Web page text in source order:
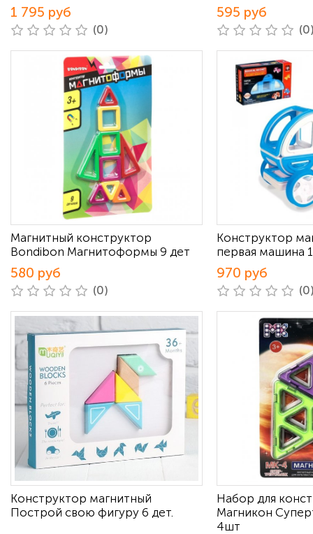
1 795 руб
(0)
595 руб
Магнитный конструктор
Bondibon Магнитоформы 9 дет
580 руб
(0)
Конструктор
первая машина
970 руб
Конструктор магнитный
Построй свою фигуру 6 дет.
Набор для
Магникон
4шт